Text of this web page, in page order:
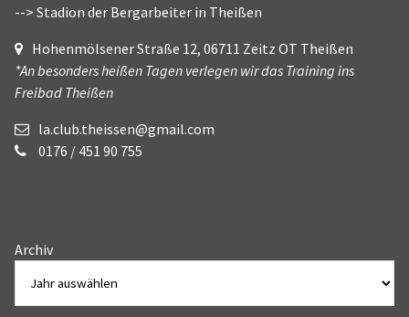
--> Stadion der Bergarbeiter in Theißen
Hohenmölsener Straße 12, 06711 Zeitz OT Theißen
*An besonders heißen Tagen verlegen wir das Training ins
Freibad Theißen
la.club.theissen@gmail.com
0176 / 451 90 755
Archiv